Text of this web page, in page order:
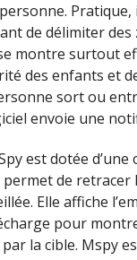
de délimiter des
montre surtout
des enfants et
sort ou
envoie une
est dotée
de retracer
Elle affiche
pour
la cible. Mspy